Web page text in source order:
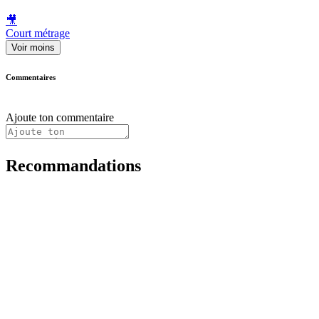
🎥
Court métrage
Voir moins
Commentaires
Ajoute ton commentaire
Recommandations